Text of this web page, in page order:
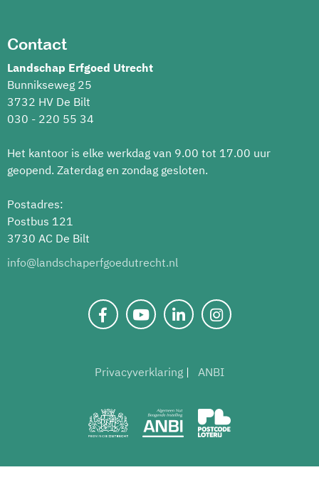
Contact
Landschap Erfgoed Utrecht
Bunnikseweg 25
3732 HV De Bilt
030 - 220 55 34
Het kantoor is elke werkdag van 9.00 tot 17.00 uur
geopend. Zaterdag en zondag gesloten.
Postadres:
Postbus 121
3730 AC De Bilt
info@landschaperfgoedutrecht.nl
Privacyverklaring ANBI